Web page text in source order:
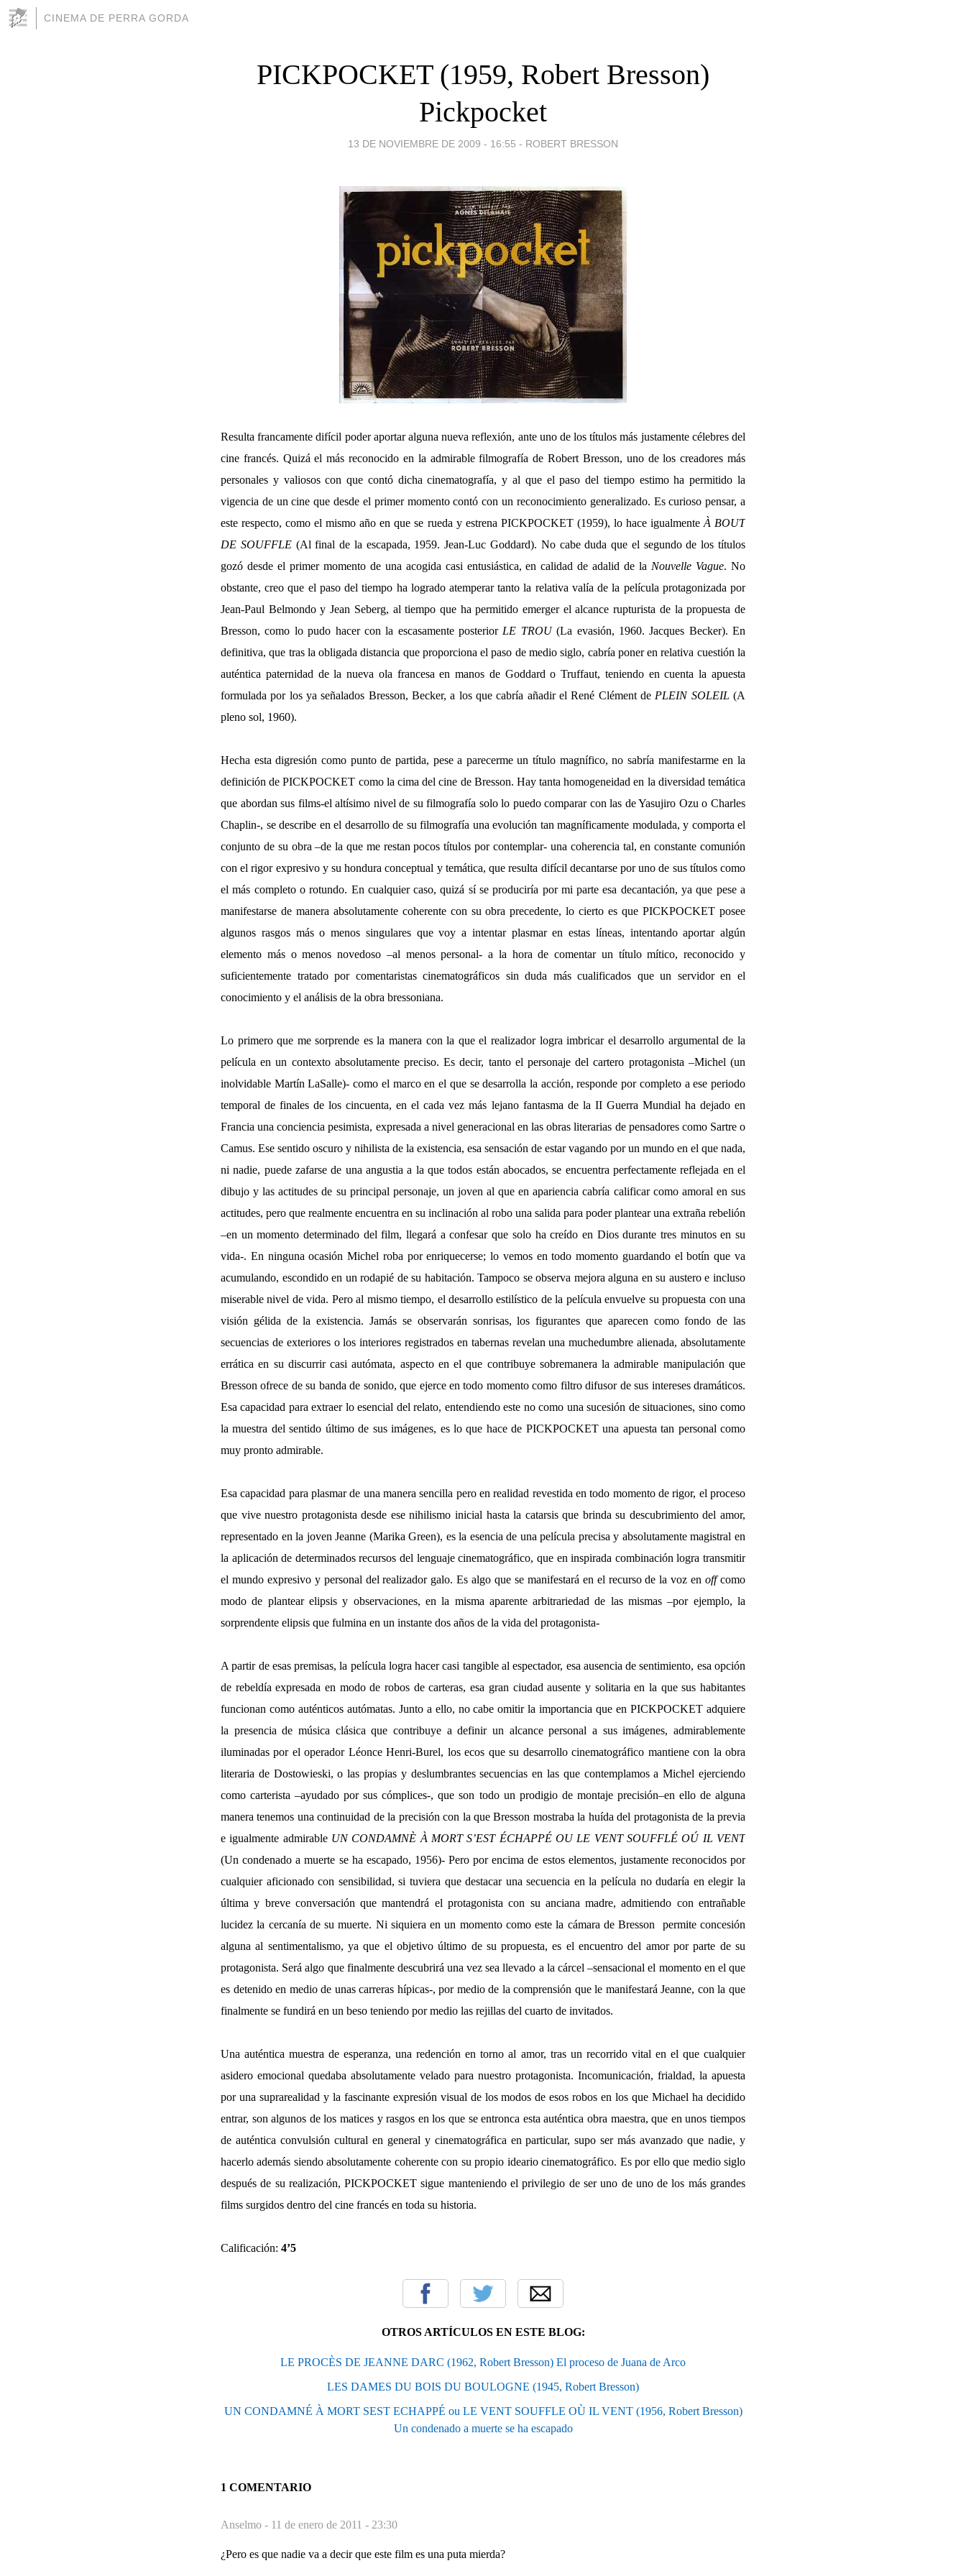
CINEMA DE PERRA GORDA
PICKPOCKET (1959, Robert Bresson)
Pickpocket
13 DE NOVIEMBRE DE 2009 - 16:55 - ROBERT BRESSON
Resulta francamente difícil poder aportar alguna nueva reflexión, ante uno de los títulos más justamente célebres del
cine francés. Quizá el más reconocido en la admirable filmografía de Robert Bresson, uno de los creadores más
personales y valiosos con que contó dicha cinematografía, y al que el paso del tiempo estimo ha permitido la
vigencia de un cine que desde el primer momento contó con un reconocimiento generalizado. Es curioso pensar, a
este respecto, como el mismo año en que se rueda y estrena PICKPOCKET (1959), lo hace igualmente À BOUT
DE SOUFFLE(Al final de la escapada, 1959.Jean-Luc Goddard). No cabe duda que el segundo de los títulos
gozó desde el primer momento de una acogida casi entusiástica, en calidad de adalid de la Nouvelle Vague. No
obstante, creo que el paso del tiempo ha logrado atemperar tanto la relativa valía de la película protagonizada por
Jean-Paul Belmondo y Jean Seberg, al tiempo que ha permitido emerger el alcance rupturista de la propuesta de
Bresson, como lo pudo hacer con la escasamente posterior LE TROU(La evasión, 1960. Jacques Becker). En
definitiva, que tras la obligada distancia que proporciona el paso de medio siglo, cabría poner en relativa cuestión la
auténtica paternidad de la nueva ola francesa en manos de Goddard o Truffaut, teniendo en cuenta la apuesta
formulada por los ya señalados Bresson, Becker, a los que cabría añadir el René Clément de PLEIN SOLEIL (A
pleno sol, 1960).
Hecha esta digresión como punto de partida, pese a parecerme un título magnífico, no sabría manifestarme en la
definición de PICKPOCKET como la cima del cine de Bresson. Hay tanta homogeneidad en la diversidad temática
que abordan sus films-el altísimo nivel de su filmografía solo lo puedo comparar con las de Yasujiro Ozu o Charles
Chaplin-, se describe en el desarrollo de su filmografía una evolución tan magníficamente modulada, y comporta el
conjunto de su obra –de la que me restan pocos títulos por contemplar- una coherencia tal, en constante comunión
con el rigor expresivo y su hondura conceptual y temática, que resulta difícil decantarse por uno de sus títulos como
el más completo o rotundo. En cualquier caso, quizá sí se produciría por mi parte esa decantación, ya que pese a
manifestarse de manera absolutamente coherente con su obra precedente, lo cierto es que PICKPOCKET posee
algunos rasgos más o menos singulares que voy a intentar plasmar en estas líneas, intentando aportar algún
elemento más o menos novedoso –al menos personal- a la hora de comentar un título mítico, reconocido y
suficientemente tratado por comentaristas cinematográficos sin duda más cualificados que un servidor en el
conocimiento y el análisis de la obra bressoniana.
Lo primero que me sorprende es la manera con la que el realizador logra imbricar el desarrollo argumental de la
película en un contexto absolutamente preciso. Es decir, tanto el personaje del cartero protagonista –Michel (un
inolvidable Martín LaSalle)- como el marco en el que se desarrolla la acción, responde por completo a ese periodo
temporal de finales de los cincuenta, en el cada vez más lejano fantasma de la II Guerra Mundial ha dejado en
Francia una conciencia pesimista, expresada a nivel generacional en las obras literarias de pensadores como Sartre o
Camus. Ese sentido oscuro y nihilista de la existencia, esa sensación de estar vagando por un mundo en el que nada,
ni nadie, puede zafarse de una angustia a la que todos están abocados, se encuentra perfectamente reflejada en el
dibujo y las actitudes de su principal personaje, un joven al que en apariencia cabría calificar como amoral en sus
actitudes, pero que realmente encuentra en su inclinación al robo una salida para poder plantear una extraña rebelión
–en un momento determinado del film, llegará a confesar que solo ha creído en Dios durante tres minutos en su
vida-. En ninguna ocasión Michel roba por enriquecerse; lo vemos en todo momento guardando el botín que va
acumulando, escondido en un rodapié de su habitación. Tampoco se observa mejora alguna en su austero e incluso
miserable nivel de vida. Pero al mismo tiempo, el desarrollo estilístico de la película envuelve su propuesta con una
visión gélida de la existencia. Jamás se observarán sonrisas, los figurantes que aparecen como fondo de las
secuencias de exteriores o los interiores registrados en tabernas revelan una muchedumbre alienada, absolutamente
errática en su discurrir casi autómata, aspecto en el que contribuye sobremanera la admirable manipulación que
Bresson ofrece de su banda de sonido, que ejerce en todo momento como filtro difusor de sus intereses dramáticos.
Esa capacidad para extraer lo esencial del relato, entendiendo este no como una sucesión de situaciones, sino como
la muestra del sentido último de sus imágenes, es lo que hace de PICKPOCKET una apuesta tan personal como
muy pronto admirable.
Esa capacidad para plasmar de una manera sencilla pero en realidad revestida en todo momento de rigor, el proceso
que vive nuestro protagonista desde ese nihilismo inicial hasta la catarsis que brinda su descubrimiento del amor,
representado en la joven Jeanne (Marika Green), es la esencia de una película precisa y absolutamente magistral en
la aplicación de determinados recursos del lenguaje cinematográfico, que en inspirada combinación logra transmitir
el mundo expresivo y personal del realizador galo. Es algo que se manifestará en el recurso de la voz enoffcomo
modo de plantear elipsis y observaciones, en la misma aparente arbitrariedad de las mismas –por ejemplo, la
sorprendente elipsis que fulmina en un instante dos años de la vida del protagonista-
A partir de esas premisas, la película logra hacer casi tangible al espectador, esa ausencia de sentimiento, esa opción
de rebeldía expresada en modo de robos de carteras, esa gran ciudad ausente y solitaria en la que sus habitantes
funcionan como auténticos autómatas. Junto a ello, no cabe omitir la importancia que en PICKPOCKET adquiere
la presencia de música clásica que contribuye a definir un alcance personal a sus imágenes, admirablemente
iluminadas por el operador Léonce Henri-Burel, los ecos que su desarrollo cinematográfico mantiene con la obra
literaria de Dostowieski, o las propias y deslumbrantes secuencias en las que contemplamos a Michel ejerciendo
como carterista –ayudado por sus cómplices-, que son todo un prodigio de montaje precisión–en ello de alguna
manera tenemos una continuidad de la precisión con la que Bresson mostraba la huída del protagonista de la previa
e igualmente admirable UN CONDAMNÈ À MORT S’EST ÉCHAPPÉ OU LE VENT SOUFFLÉ OÚ IL VENT
(Un condenado a muerte se ha escapado, 1956)- Pero por encima de estos elementos, justamente reconocidos por
cualquier aficionado con sensibilidad, si tuviera que destacar una secuencia en la película no dudaría en elegir la
última y breve conversación que mantendrá el protagonista con su anciana madre, admitiendo con entrañable
lucidez la cercanía de su muerte. Ni siquiera en un momento como este la cámara de Bresson
permite concesión
alguna al sentimentalismo, ya que el objetivo último de su propuesta, es el encuentro del amor por parte de su
protagonista. Será algo que finalmente descubrirá una vez sea llevado a la cárcel –sensacional el momento en el que
es detenido en medio de unas carreras hípicas-, por medio de la comprensión que le manifestará Jeanne, con la que
finalmente se fundirá en un beso teniendo por medio las rejillas del cuarto de invitados.
Una auténtica muestra de esperanza, una redención en torno al amor, tras un recorrido vital en el que cualquier
asidero emocional quedaba absolutamente velado para nuestro protagonista. Incomunicación, frialdad, la apuesta
por una suprarealidad y la fascinante expresión visual de los modos de esos robos en los que Michael ha decidido
entrar, son algunos de los matices y rasgos en los que se entronca esta auténtica obra maestra, que en unos tiempos
de auténtica convulsión cultural en general y cinematográfica en particular, supo ser más avanzado que nadie, y
hacerlo además siendo absolutamente coherente con su propio ideario cinematográfico. Es por ello que medio siglo
después de su realización, PICKPOCKET sigue manteniendo el privilegio de ser uno de uno de los más grandes
films surgidos dentro del cine francés en toda su historia.
Calificación: 4’5
OTROS ARTÍCULOS EN ESTE BLOG:
LE PROCÈS DE JEANNE DARC (1962, Robert Bresson) El proceso de Juana de Arco
LES DAMES DU BOIS DU BOULOGNE (1945, Robert Bresson)
UN CONDAMNÉ À MORT SEST ECHAPPÉ ou LE VENT SOUFFLE OÙ IL VENT (1956, Robert Bresson)
Un condenado a muerte se ha escapado
1 COMENTARIO
Anselmo - 11 de enero de 2011 - 23:30
¿Pero es que nadie va a decir que este film es una puta mierda?